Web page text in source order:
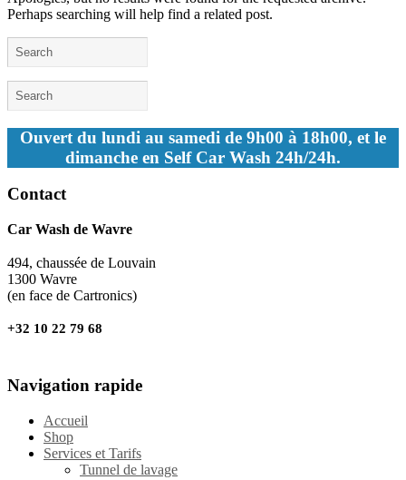
Perhaps searching will help find a related post.
Ouvert du lundi au samedi de 9h00 à 18h00, et le
dimanche en Self Car Wash 24h/24h.
Contact
Car Wash de Wavre
494, chaussée de Louvain
1300 Wavre
(en face de Cartronics)
+32 10 22 79 68
Navigation rapide
Accueil
Shop
Services et Tarifs
Tunnel de lavage